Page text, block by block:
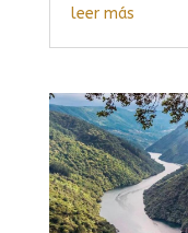
leer más